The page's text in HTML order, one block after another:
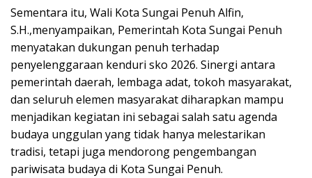
Sementara itu, Wali Kota Sungai Penuh Alfin,
S.H.,menyampaikan, Pemerintah Kota Sungai Penuh
menyatakan dukungan penuh terhadap
penyelenggaraan kenduri sko 2026. Sinergi antara
pemerintah daerah, lembaga adat, tokoh masyarakat,
dan seluruh elemen masyarakat diharapkan mampu
menjadikan kegiatan ini sebagai salah satu agenda
budaya unggulan yang tidak hanya melestarikan
tradisi, tetapi juga mendorong pengembangan
pariwisata budaya di Kota Sungai Penuh.